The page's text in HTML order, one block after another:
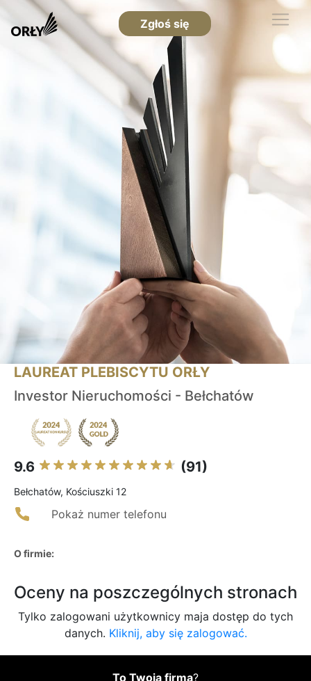
Zgłoś się
LAUREAT PLEBISCYTU ORŁY
Investor Nieruchomości - Bełchatów
9.6 (91)
Bełchatów, Kościuszki 12
Pokaż numer telefonu
O firmie:
Oceny na poszczególnych stronach
Tylko zalogowani użytkownicy maja dostęp do tych
danych. Kliknij, aby się zalogować.
To Twoja firma?